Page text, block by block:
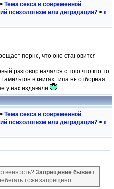
> Тема секса в современной
психологизм или деградация? > к
порно, что оно становится
разговор начался с того что кто то
в книгах типа не отборная
у нас издавали
> Тема секса в современной
психологизм или деградация? > к
Запрещение бывает
тоже запрещено...